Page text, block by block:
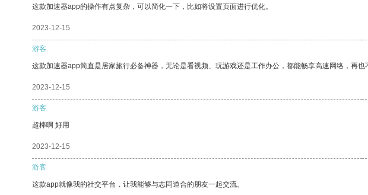
这款加速器app的操作有点复杂，可以简化一下，比如将设置页面进行优化。
2023-12-15
游客
这款加速器app简直是居家旅行必备神器，无论是看视频、玩游戏还是工作办公，都能畅享高速网络，再
2023-12-15
游客
超棒啊 好用
2023-12-15
游客
这款app就像我的社交平台，让我能够与志同道合的朋友一起交流。